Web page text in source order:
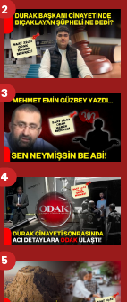
2
3
4
5